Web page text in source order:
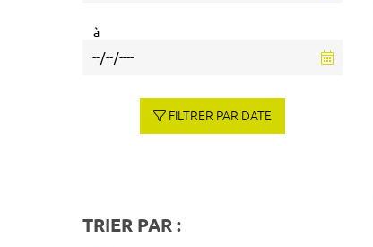
à
FILTRER PAR DATE
TRIER PAR :